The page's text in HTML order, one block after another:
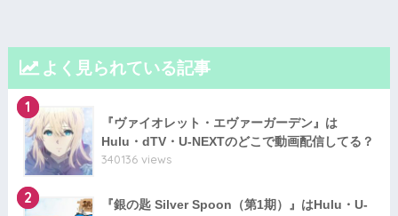
よく見られている記事
1
『ヴァイオレット・エヴァーガーデン』は
Hulu・dTV・U-NEXTのどこで動画配信してる？
340136 views
2
『銀の匙 Silver Spoon（第1期）』はHulu・U-